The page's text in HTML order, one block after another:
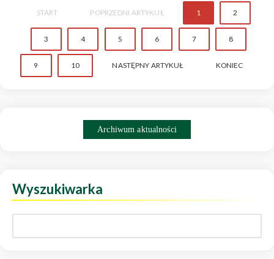
START POPRZEDNI ARTYKUŁ 1 2
3 4 5 6 7 8
9 10 NASTĘPNY ARTYKUŁ KONIEC
Archiwum aktualności
Wyszukiwarka